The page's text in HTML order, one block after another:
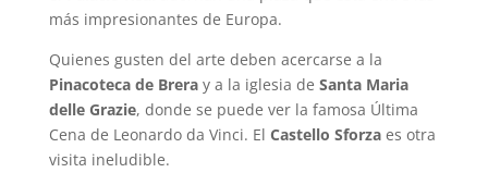
más impresionantes de Europa.
Quienes gusten del arte deben acercarse a la
Pinacoteca de Breray a la iglesia de Santa Maria
delle Grazie, donde se puede ver la famosa Última
Cena de Leonardo da Vinci. El Castello Sforzaes otra
visita ineludible.